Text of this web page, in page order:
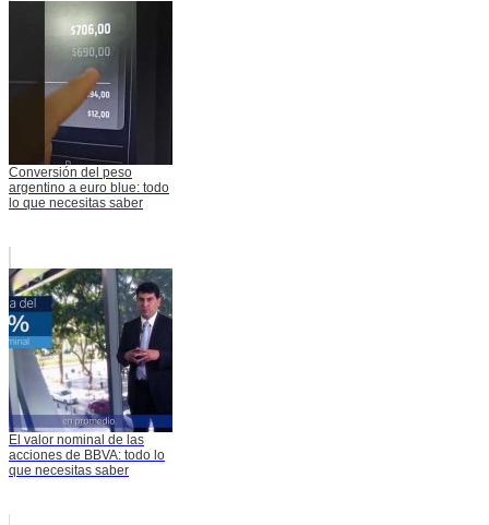
Conversión del peso
argentino a euro blue: todo
lo que necesitas saber
El valor nominal de las
acciones de BBVA: todo lo
que necesitas saber